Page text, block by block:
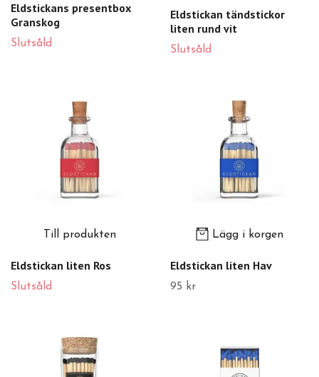
Eldstickans presentbox
Granskog
Slutsåld
Eldstickan tändstickor
liten rund vit
Slutsåld
Till produkten
Eldstickan liten Ros
Slutsåld
Lägg i korgen
Eldstickan liten Hav
95 kr